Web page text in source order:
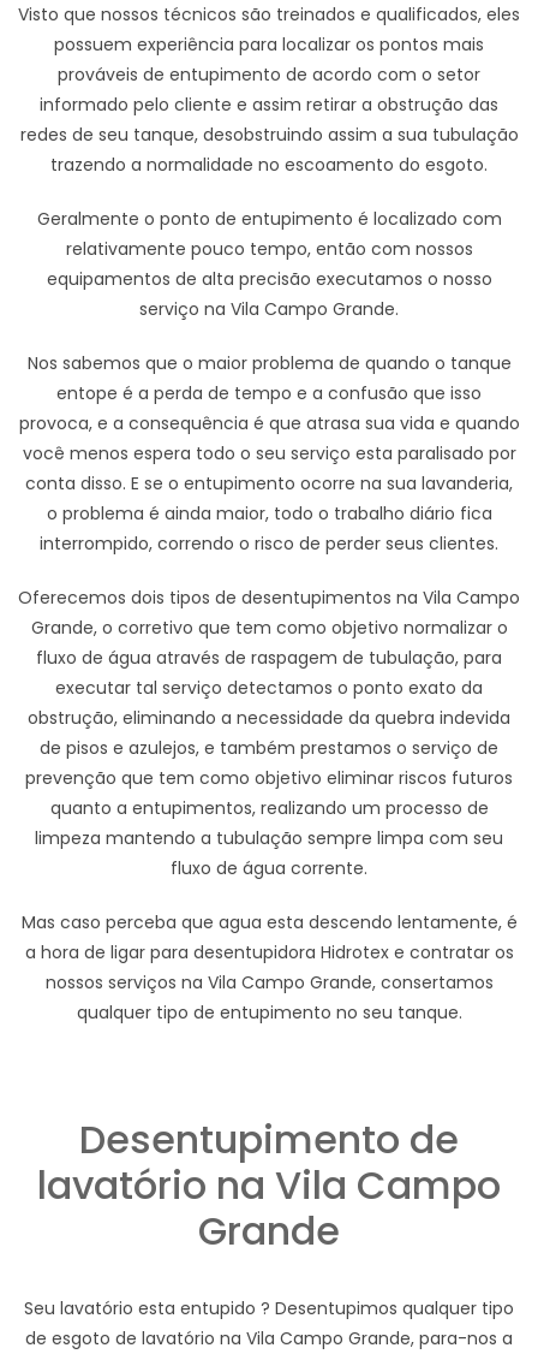
Visto que nossos técnicos são treinados e qualificados, eles
possuem experiência para localizar os pontos mais
prováveis de entupimento de acordo com o setor
informado pelo cliente e assim retirar a obstrução das
redes de seu tanque, desobstruindo assim a sua tubulação
trazendo a normalidade no escoamento do esgoto.
Geralmente o ponto de entupimento é localizado com
relativamente pouco tempo, então com nossos
equipamentos de alta precisão executamos o nosso
serviço na Vila Campo Grande.
Nos sabemos que o maior problema de quando o tanque
entope é a perda de tempo e a confusão que isso
provoca, e a consequência é que atrasa sua vida e quando
você menos espera todo o seu serviço esta paralisado por
conta disso. E se o entupimento ocorre na sua lavanderia,
o problema é ainda maior, todo o trabalho diário fica
interrompido, correndo o risco de perder seus clientes.
Oferecemos dois tipos de desentupimentos na Vila Campo
Grande, o corretivo que tem como objetivo normalizar o
fluxo de água através de raspagem de tubulação, para
executar tal serviço detectamos o ponto exato da
obstrução, eliminando a necessidade da quebra indevida
de pisos e azulejos, e também prestamos o serviço de
prevenção que tem como objetivo eliminar riscos futuros
quanto a entupimentos, realizando um processo de
limpeza mantendo a tubulação sempre limpa com seu
fluxo de água corrente.
Mas caso perceba que agua esta descendo lentamente, é
a hora de ligar para desentupidora Hidrotex e contratar os
nossos serviços na Vila Campo Grande, consertamos
qualquer tipo de entupimento no seu tanque.
Desentupimento de
lavatório na Vila Campo
Grande
Seu lavatório esta entupido ? Desentupimos qualquer tipo
de esgoto de lavatório na Vila Campo Grande, para-nos a